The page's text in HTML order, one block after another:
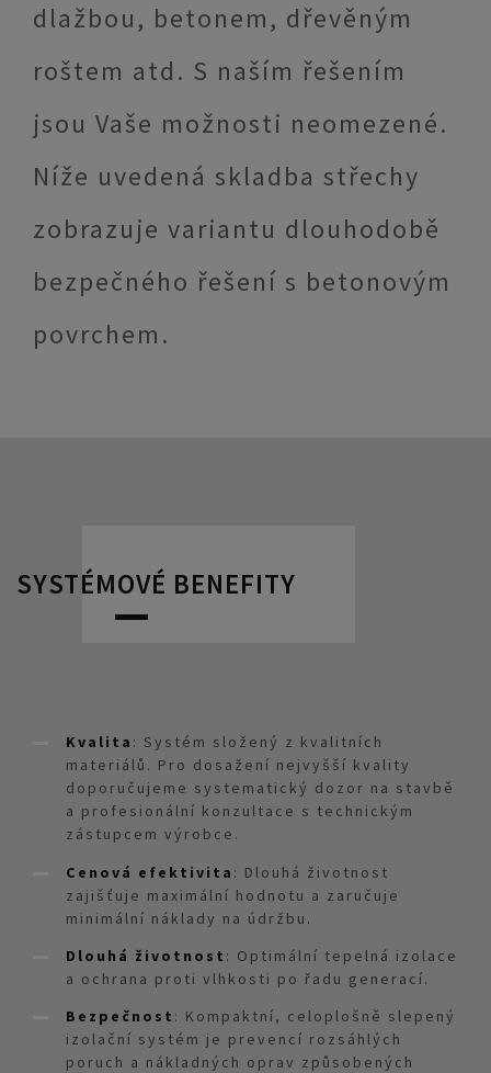
dlažbou, betonem, dřevěným
roštem atd. S naším řešením
jsou Vaše možnosti neomezené.
Níže uvedená skladba střechy
zobrazuje variantu dlouhodobě
bezpečného řešení s betonovým
povrchem.
SYSTÉMOVÉ BENEFITY
Kvalita : Systém složený z kvalitních
materiálů. Pro dosažení nejvyšší kvality
doporučujeme systematický dozor na stavbě
a profesionální konzultace s technickým
zástupcem výrobce.
Cenová efektivita : Dlouhá životnost
zajišťuje maximální hodnotu a zaručuje
minimální náklady na údržbu.
Dlouhá životnost : Optimální tepelná izolace
a ochrana proti vlhkosti po řadu generací.
Bezpečnost : Kompaktní, celoplošně slepený
izolační systém je prevencí rozsáhlých
poruch a nákladných oprav způsobených